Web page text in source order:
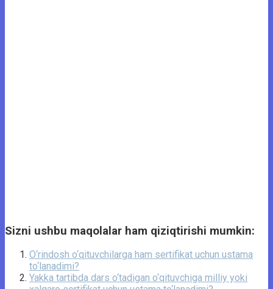
Sizni ushbu maqolalar ham qiziqtirishi mumkin:
O‘rindosh o‘qituvchilarga ham sertifikat uchun ustama
to‘lanadimi?
Yakka tartibda dars o‘tadigan o‘qituvchiga milliy yoki